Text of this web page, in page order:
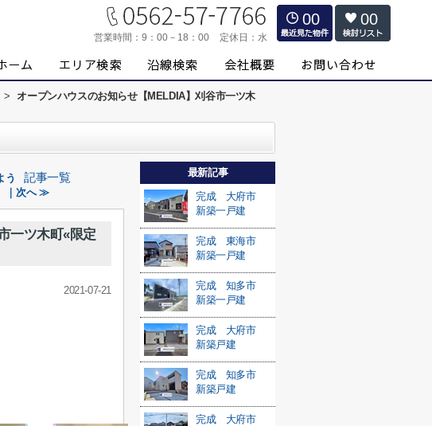
営業時間： 9：00－18：00 定休日： 水
00 00
>
オープンハウスのお知らせ【MELDIA】刈谷市一ツ木
う 記事一覧
｜次へ ≫
一ツ木町«限定
2021-07-21
最新記事
完成 大府市
新築一戸建
完成 東海市
新築一戸建
完成 知多市
新築一戸建
完成 大府市
新築戸建
完成 知多市
新築戸建
完成 大府市